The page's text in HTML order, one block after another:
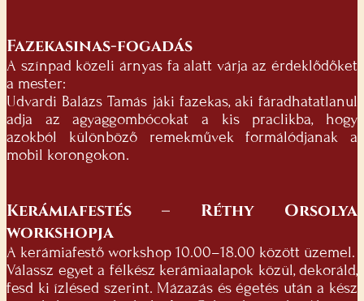
Fazekasinas-fogadás
A színpad közeli árnyas fa alatt várja az érdeklődőket
a mester:
Udvardi Balázs Tamás jáki fazekas, aki fáradhatatlanul
adja az agyaggombócokat a kis praclikba, hogy
azokból különböző remekművek formálódjanak a
mobil korongokon.
Kerámiafestés – Réthy Orsolya
workshopja
A kerámiafestő workshop 10.00–18.00 között üzemel.
Válassz egyet a félkész kerámiaalapok közül, dekoráld,
fesd ki ízlésed szerint. Mázazás és égetés után a kész